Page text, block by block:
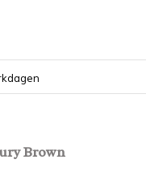
Brown